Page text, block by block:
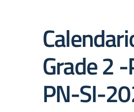
Grade 2
PN-SI-